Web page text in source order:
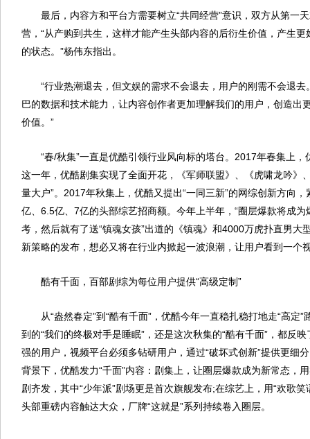
最后，内容方和平台方需要树立“共同经营”意识，双方从第一
营，“从产购到共生，这样才能产生头部内容的后衍生价值，产生
的状态。”杨伟东指出。
“行业热潮退去，但文娱的需求不会退去，用户的刚需不会退去
巴的数据和技术能力，让内容创作者更加理解我们的用户，创造出
价值。”
“春/秋集”一直是优酷引领行业风向标的塔台。2017年春集上，
这一年，优酷剧集实现了全面开花，《军师联盟》、《虎啸龙吟》
量大户”。2017年秋集上，优酷又提出“一同三新”的网综创新方向
亿、6.5亿、7亿的头部综艺招商额。今年上半年，“圈层爆款将成为
考，然后就有了送“镇魂女孩”出道的《镇魂》和4000万虎扑直男大
新策略的发布，想必又将在行业内掀起一波浪潮，让用户看到一个
酷有千面，百部剧综为每位用户提供“高级定制”
从“盎然春定”到“酷有千面”，优酷今年一直稳扎稳打地走“高定”
到的“我们的终极对手是睡眠”，还是这次秋集的“酷有千面”，都反
强的用户，视频平台必须多钻研用户，通过“破坏式创新”提供更细
背景下，优酷发力“千面”内容：剧集上，让圈层爆款成为新常态，
剧齐发，其中“少年派”剧场更是首次旗舰发布;在综艺上，用“欢歌笑
头部重磅内容触达大众，厂牌“这就是”系列持续卷入圈层。